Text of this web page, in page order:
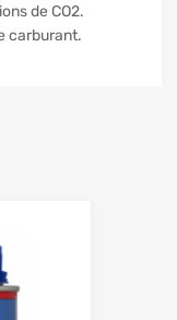
de CO2.
carburant.